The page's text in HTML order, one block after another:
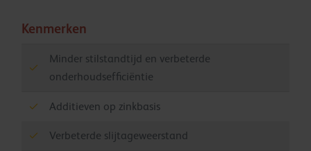
Kenmerken
Minder stilstandtijd en verbeterde
onderhoudsefficiëntie
Additieven op zinkbasis
Verbeterde slijtageweerstand